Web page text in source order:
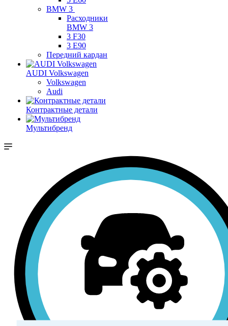
BMW 3
Расходники
BMW 3
3 F30
3 E90
Передний кардан
AUDI Volkswagen
Volkswagen
Audi
Контрактные детали
Мультибренд